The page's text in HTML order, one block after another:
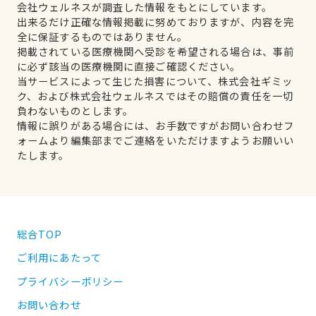
会社ウェルネスが調査した情報をもとにしています。
出来るだけ正確な情報掲載に努めておりますが、内容を完
全に保証するものではありません。
掲載されている医療機関へ受診を希望される場合は、事前
に必ず該当の医療機関に直接ご確認ください。
当サービスによって生じた損害について、株式会社ギミッ
ク、および株式会社ウェルネスではその賠償の責任を一切
負わないものとします。
情報に誤りがある場合には、お手数ですがお問い合わせフ
ォームより編集部までご連絡をいただけますようお願いい
たします。
総合TOP
ご利用にあたって
プライバシーポリシー
お問い合わせ